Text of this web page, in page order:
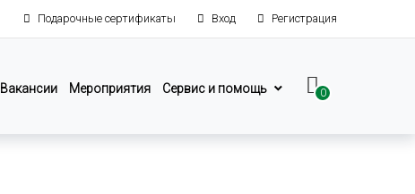
Подарочные сертификаты Вход Регистрация
Вакансии Мероприятия Сервис и помощь 0